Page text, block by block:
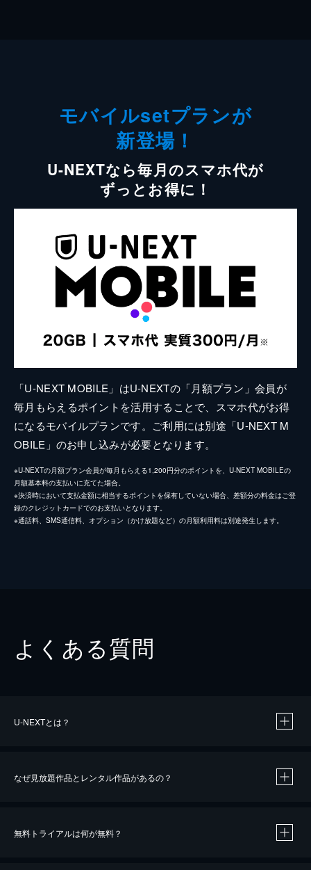
モバイルsetプランが
新登場！
U-NEXTなら毎月のスマホ代が
ずっとお得に！
「U-NEXT MOBILE」はU-NEXTの「月額プラン」会員が
毎月もらえるポイントを活用することで、スマホ代がお得
になるモバイルプランです。ご利用には別途「U-NEXT M
OBILE」のお申し込みが必要となります。
※U-NEXTの月額プラン会員が毎月もらえる1,200円分のポイントを、U-NEXT MOBILEの
月額基本料の支払いに充てた場合。
※決済時において支払金額に相当するポイントを保有していない場合、差額分の料金はご登
録のクレジットカードでのお支払いとなります。
※通話料、SMS通信料、オプション（かけ放題など）の月額利用料は別途発生します。
よくある質問
U-NEXTとは？
なぜ見放題作品とレンタル作品があるの？
無料トライアルは何が無料？